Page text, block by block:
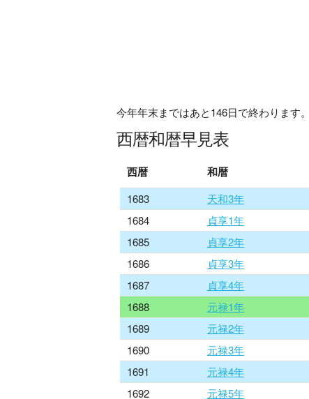
今年年末まではあと146日で終わります。
西暦和暦早見表
西暦 和暦
1683 天和3年
1684
貞享1年
1685
貞享2年
1686
貞享3年
1687
貞享4年
1688
元禄1年
1689
元禄2年
1690
元禄3年
1691
元禄4年
1692
元禄5年